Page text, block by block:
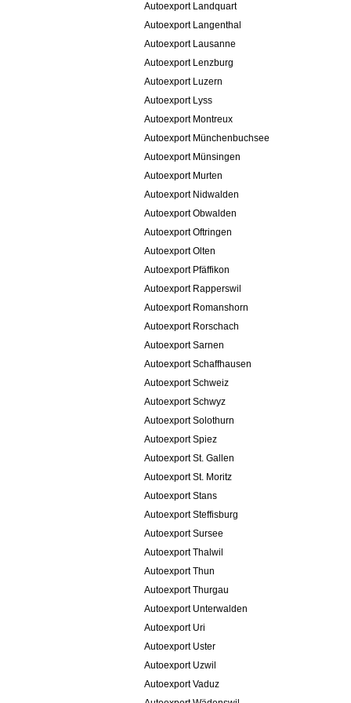
Autoexport Landquart
Autoexport Langenthal
Autoexport Lausanne
Autoexport Lenzburg
Autoexport Luzern
Autoexport Lyss
Autoexport Montreux
Autoexport Münchenbuchsee
Autoexport Münsingen
Autoexport Murten
Autoexport Nidwalden
Autoexport Obwalden
Autoexport Oftringen
Autoexport Olten
Autoexport Pfäffikon
Autoexport Rapperswil
Autoexport Romanshorn
Autoexport Rorschach
Autoexport Sarnen
Autoexport Schaffhausen
Autoexport Schweiz
Autoexport Schwyz
Autoexport Solothurn
Autoexport Spiez
Autoexport St. Gallen
Autoexport St. Moritz
Autoexport Stans
Autoexport Steffisburg
Autoexport Sursee
Autoexport Thalwil
Autoexport Thun
Autoexport Thurgau
Autoexport Unterwalden
Autoexport Uri
Autoexport Uster
Autoexport Uzwil
Autoexport Vaduz